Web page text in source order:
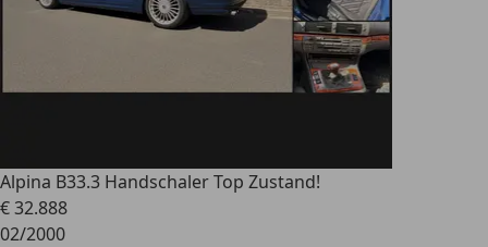
Alpina B33.3 Handschaler Top Zustand!
€ 32.888
02/2000